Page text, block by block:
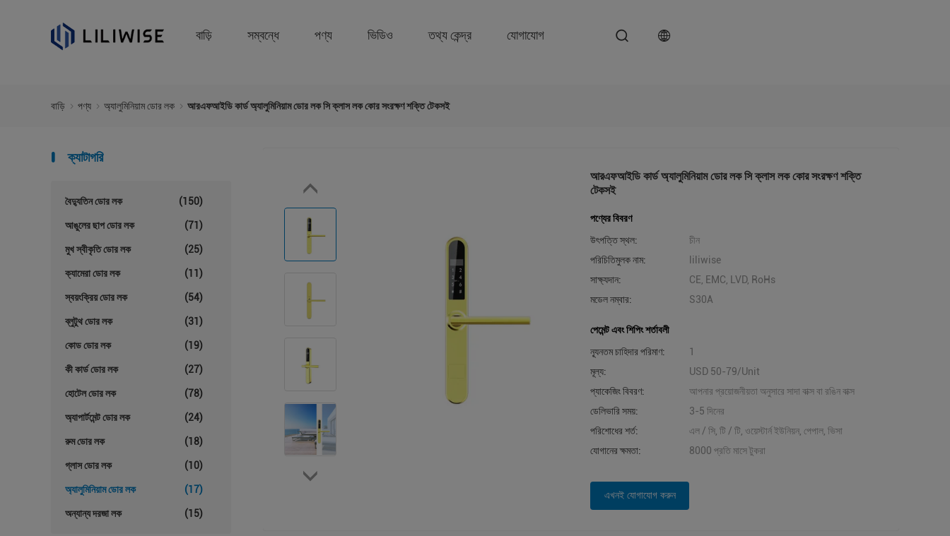
বাড়ি সম্বন্ধে পণ্য ভিডিও তথ্য কেন্দ্র যোগাযোগ
বাড়ি পণ্য অ্যালুমিনিয়াম ডোর লক আরএফআইডি কার্ড অ্যালুমিনিয়াম ডোর লক সি ক্লাস লক কোর সংরক্ষণ শক্তি টেকসই
ক্যাটাগরি
বৈদ্যুতিন ডোর লক (150)
আঙুলের ছাপ ডোর লক (71)
মুখ স্বীকৃতি ডোর লক (25)
ক্যামেরা ডোর লক (11)
স্বয়ংক্রিয় ডোর লক (54)
ব্লুটুথ ডোর লক (31)
কোড ডোর লক (19)
কী কার্ড ডোর লক (27)
হোটেল ডোর লক (78)
অ্যাপার্টমেন্ট ডোর লক (24)
রুম ডোর লক (18)
গ্লাস ডোর লক (10)
অ্যালুমিনিয়াম ডোর লক (17)
অন্যান্য দরজা লক (15)
আরএফআইডি কার্ড অ্যালুমিনিয়াম ডোর লক সি ক্লাস লক কোর সংরক্ষণ শক্তি
টেকসই
পণ্যের বিবরণ
উৎপত্তি স্থল:
চীন
পরিচিতিমুলক নাম:
liliwise
সাক্ষ্যদান:
CE, EMC, LVD, RoHs
মডেল নম্বার:
S30A
পেমেন্ট এবং শিপিং শর্তাবলী
ন্যূনতম চাহিদার পরিমাণ:
1
মূল্য:
USD 50-79/Unit
প্যাকেজিং বিবরণ:
আপনার প্রয়োজনীয়তা অনুসারে সাদা বাক্স বা রঙিন বাক্স
ডেলিভারি সময়:
3-5 দিনের
পরিশোধের শর্ত:
এল / সি, টি / টি, ওয়েস্টার্ন ইউনিয়ন, পেপাল, ভিসা
যোগানের ক্ষমতা:
8000 প্রতি মাসে টুকরা
এখনই যোগাযোগ করুন